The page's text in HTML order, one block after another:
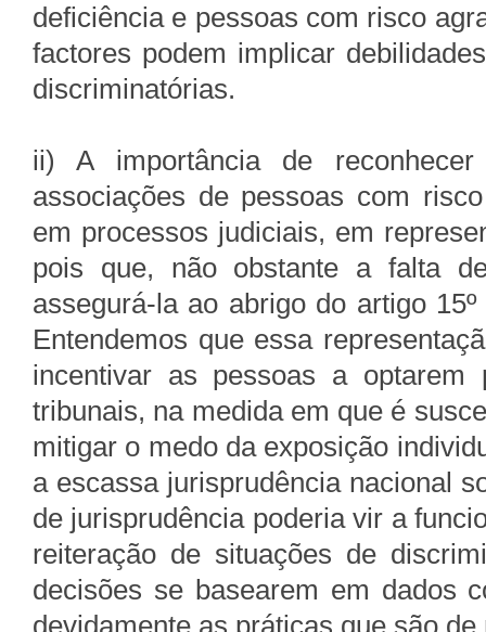
deficiência e pessoas com risco
factores podem implicar
discriminatórias.
ii) A importância de
associações de pessoas com
em processos judiciais, em
pois que, não obstante a falta
assegurá-la ao abrigo do artigo
Entendemos que essa
incentivar as pessoas a
tribunais, na medida em que é
mitigar o medo da exposição
a escassa jurisprudência nacional
de jurisprudência poderia vir a
reiteração de situações de
decisões se basearem em dados
devidamente as práticas que são